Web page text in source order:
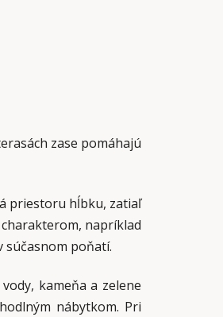
zase pomáhajú
priestoru hĺbku, zatiaľ
napríklad
poňatí.
kameňa a zelene
nábytkom. Pri